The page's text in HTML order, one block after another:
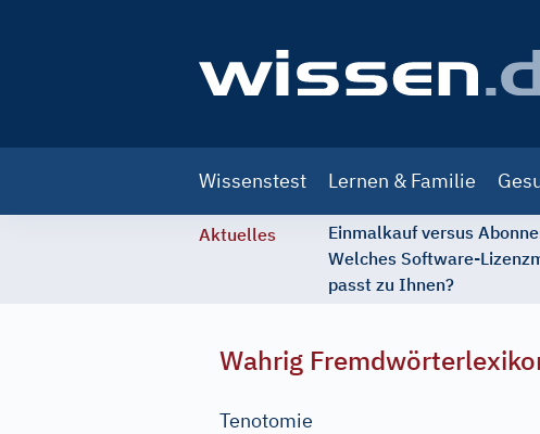
navigation
Wissenstest Lernen & Familie
Aktuelles
Einmalkauf versus
Welches Software-
passt zu Ihnen?
Wahrig
Tenotomie